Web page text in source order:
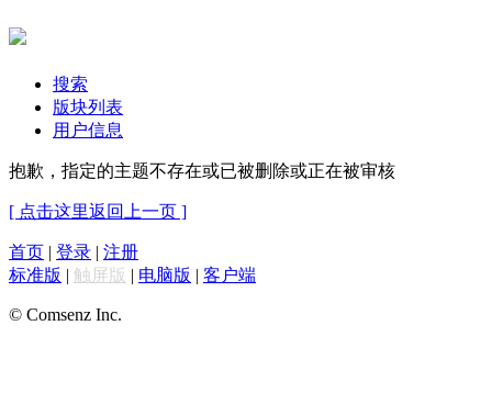
搜索
版块列表
用户信息
抱歉，指定的主题不存在或已被删除或正在被审核
[ 点击这里返回上一页 ]
首页 | 登录 | 注册
标准版 | 触屏版 | 电脑版 | 客户端
© Comsenz Inc.